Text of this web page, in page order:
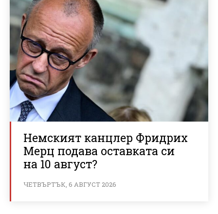
Немският канцлер Фридрих
Мерц подава оставката си
на 10 август?
ЧЕТВЪРТЪК, 6 АВГУСТ 2026